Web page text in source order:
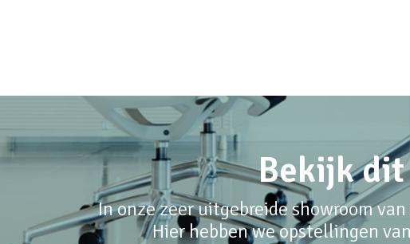
Bekijk dit
In onze zeer uitgebreide showroom
Hier hebben we opstellingen